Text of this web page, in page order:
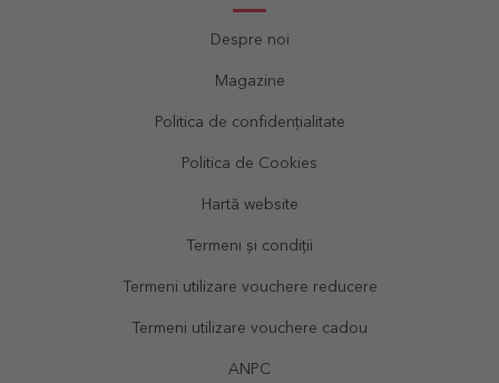
Despre noi
Magazine
Politica de confidențialitate
Politica de Cookies
Hartă website
Termeni și condiții
Termeni utilizare vouchere reducere
Termeni utilizare vouchere cadou
ANPC